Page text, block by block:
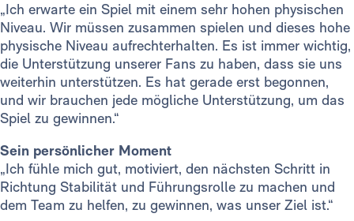
„Ich erwarte ein Spiel mit einem sehr hohen physischen
Niveau. Wir müssen zusammen spielen und dieses hohe
physische Niveau aufrechterhalten. Es ist immer wichtig,
die Unterstützung unserer Fans zu haben, dass sie uns
weiterhin unterstützen. Es hat gerade erst begonnen,
und wir brauchen jede mögliche Unterstützung, um das
Spiel zu gewinnen.“
Sein persönlicher Moment
„Ich fühle mich gut, motiviert, den nächsten Schritt in
Richtung Stabilität und Führungsrolle zu machen und
dem Team zu helfen, zu gewinnen, was unser Ziel ist.“